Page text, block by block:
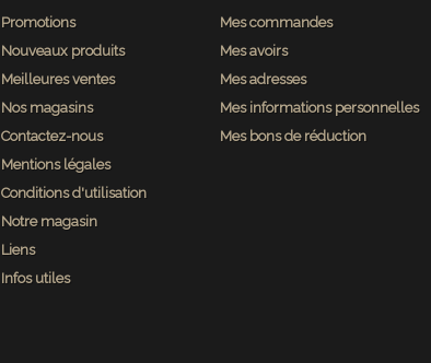
Promotions
Nouveaux produits
Meilleures ventes
Nos magasins
Contactez-nous
Mentions légales
Conditions d'utilisation
Notre magasin
Liens
Infos utiles
Mes commandes
Mes avoirs
Mes adresses
Mes informations personnelles
Mes bons de réduction